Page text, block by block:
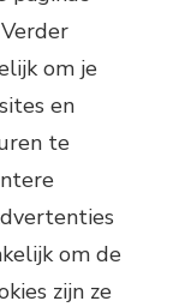
om je
en
te
om de
zijn ze